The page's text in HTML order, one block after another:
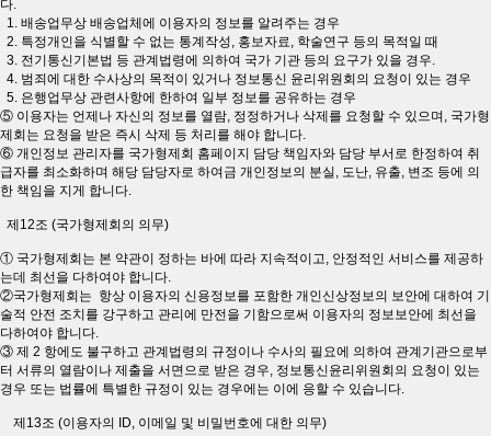
다.
1. 배송업무상 배송업체에 이용자의 정보를 알려주는 경우
2. 특정개인을 식별할 수 없는 통계작성, 홍보자료, 학술연구 등의 목적일 때
3. 전기통신기본법 등 관계법령에 의하여 국가 기관 등의 요구가 있을 경우.
4. 범죄에 대한 수사상의 목적이 있거나 정보통신 윤리위원회의 요청이 있는 경우
5. 은행업무상 관련사항에 한하여 일부 정보를 공유하는 경우
⑤ 이용자는 언제나 자신의 정보를 열람, 정정하거나 삭제를 요청할 수 있으며, 국가형
제회는 요청을 받은 즉시 삭제 등 처리를 해야 합니다.
⑥ 개인정보 관리자를 국가형제회 홈페이지 담당 책임자와 담당 부서로 한정하여 취
급자를 최소화하며 해당 담당자로 하여금 개인정보의 분실, 도난, 유출, 변조 등에 의
한 책임을 지게 합니다.
제12조 (국가형제회의 의무)
① 국가형제회는 본 약관이 정하는 바에 따라 지속적이고, 안정적인 서비스를 제공하
는데 최선을 다하여야 합니다.
②국가형제회는 항상 이용자의 신용정보를 포함한 개인신상정보의 보안에 대하여 기
술적 안전 조치를 강구하고 관리에 만전을 기함으로써 이용자의 정보보안에 최선을
다하여야 합니다.
③ 제 2 항에도 불구하고 관계법령의 규정이나 수사의 필요에 의하여 관계기관으로부
터 서류의 열람이나 제출을 서면으로 받은 경우, 정보통신윤리위원회의 요청이 있는
경우 또는 법률에 특별한 규정이 있는 경우에는 이에 응할 수 있습니다.
제13조 (이용자의 ID, 이메일 및 비밀번호에 대한 의무)